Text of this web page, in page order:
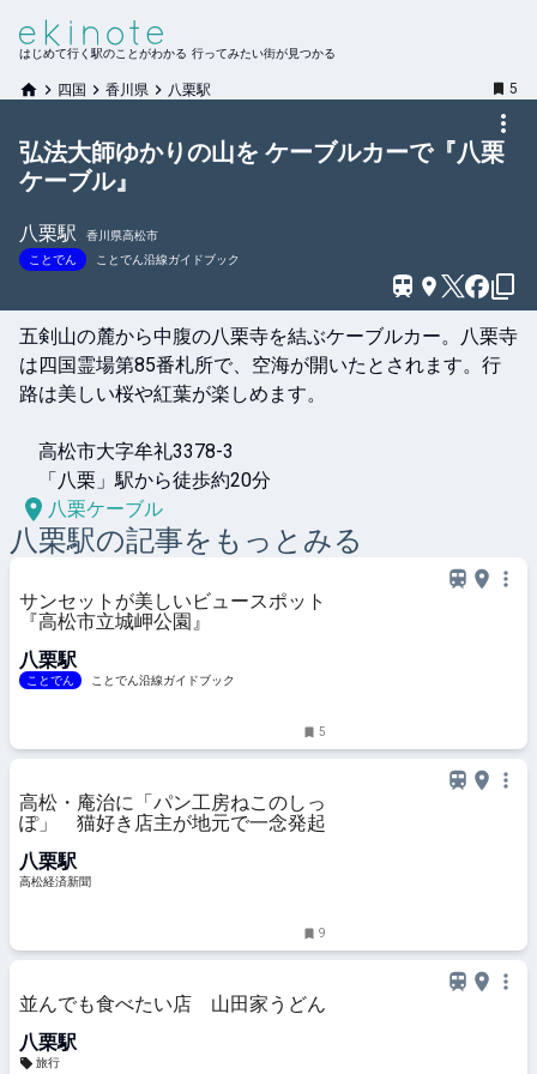
はじめて行く駅のことがわかる 行ってみたい街が見つかる
四国 香川県 八栗駅 5
弘法大師ゆかりの山を ケーブルカーで『八栗
ケーブル』
八栗駅
香川県高松市
ことでん
ことでん沿線ガイドブック
五剣山の麓から中腹の八栗寺を結ぶケーブルカー。八栗寺
は四国霊場第85番札所で、空海が開いたとされます。行
路は美しい桜や紅葉が楽しめます。
高松市大字牟礼3378-3
「八栗」駅から徒歩約20分
八栗ケーブル
八栗駅の記事をもっとみる
サンセットが美しいビュースポット
『高松市立城岬公園』
八栗駅
ことでん ことでん沿線ガイドブック
5
高松・庵治に「パン工房ねこのしっ
ぽ」 猫好き店主が地元で一念発起
八栗駅
高松経済新聞
9
並んでも食べたい店 山田家うどん
八栗駅
旅行